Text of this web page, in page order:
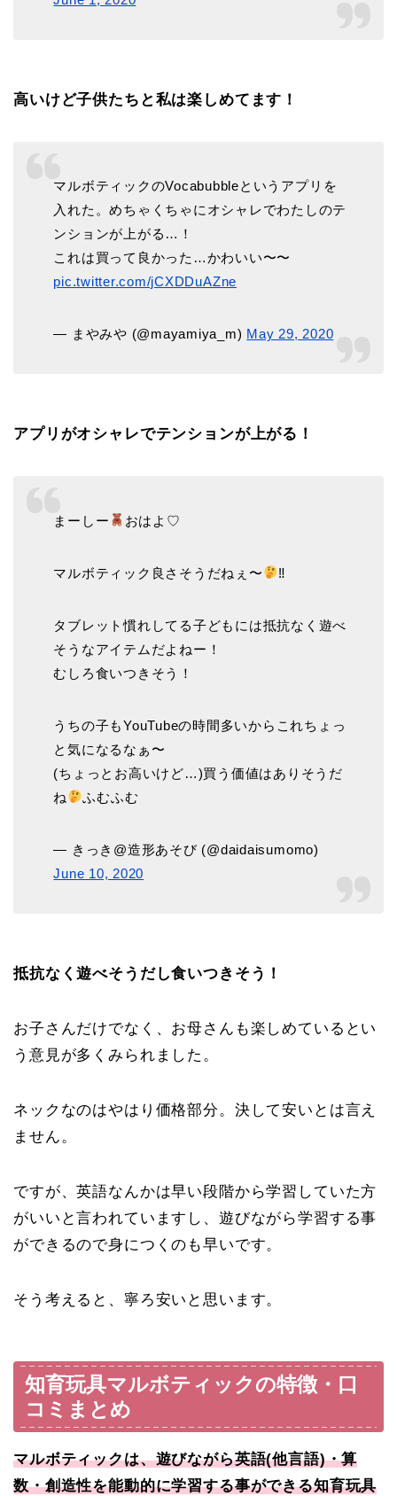
高いけど子供たちと私は楽しめてます！
マルボティックのVocabubbleというアプリを
入れた。めちゃくちゃにオシャレでわたしのテ
ンションが上がる…！
これは買って良かった…かわいい〜〜
pic.twitter.com/jCXDDuAZne
— まやみや (@mayamiya_m) May 29, 2020
アプリがオシャレでテンションが上がる！
まーしー おはよ♡
マルボティック良さそうだねぇ〜 ‼︎
タブレット慣れしてる子どもには抵抗なく遊べ
そうなアイテムだよねー！
むしろ食いつきそう！
うちの子もYouTubeの時間多いからこれちょっ
と気になるなぁ〜
(ちょっとお高いけど…)買う価値はありそうだ
ね
ふむふむ
— きっき@造形あそび (@daidaisumomo)
June 10, 2020
抵抗なく遊べそうだし食いつきそう！
お子さんだけでなく、お母さんも楽しめているとい
う意見が多くみられました。
ネックなのはやはり価格部分。決して安いとは言え
ません。
ですが、英語なんかは早い段階から学習していた方
がいいと言われていますし、遊びながら学習する事
ができるので身につくのも早いです。
そう考えると、寧ろ安いと思います。
知育玩具マルボティックの特徴・口
コミまとめ
マルボティックは、遊びながら英語(他言語)・算
数・創造性を能動的に学習する事ができる知育玩具